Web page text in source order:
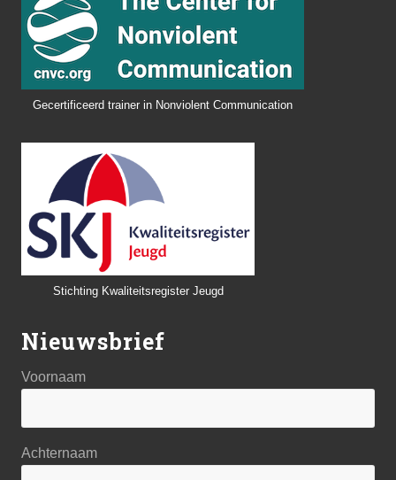
Gecertificeerd trainer in Nonviolent Communication
Stichting Kwaliteitsregister Jeugd
Nieuwsbrief
Voornaam
Achternaam